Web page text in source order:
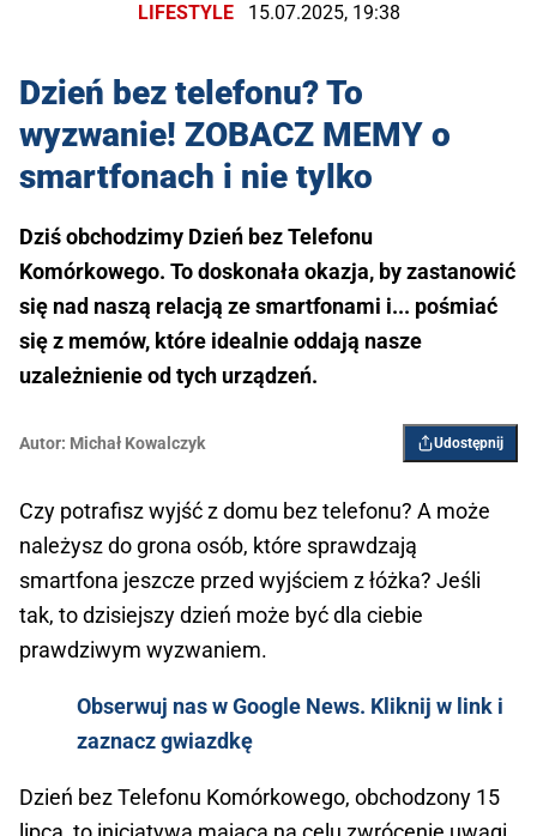
LIFESTYLE 15.07.2025, 19:38
Dzień bez telefonu? To
wyzwanie! ZOBACZ MEMY o
smartfonach i nie tylko
Dziś obchodzimy Dzień bez Telefonu
Komórkowego. To doskonała okazja, by zastanowić
się nad naszą relacją ze smartfonami i... pośmiać
się z memów, które idealnie oddają nasze
uzależnienie od tych urządzeń.
Autor: Michał Kowalczyk Udostępnij
Czy potrafisz wyjść z domu bez telefonu? A może
należysz do grona osób, które sprawdzają
smartfona jeszcze przed wyjściem z łóżka? Jeśli
tak, to dzisiejszy dzień może być dla ciebie
prawdziwym wyzwaniem.
Obserwuj nas w Google News. Kliknij w link i
zaznacz gwiazdkę
Dzień bez Telefonu Komórkowego, obchodzony 15